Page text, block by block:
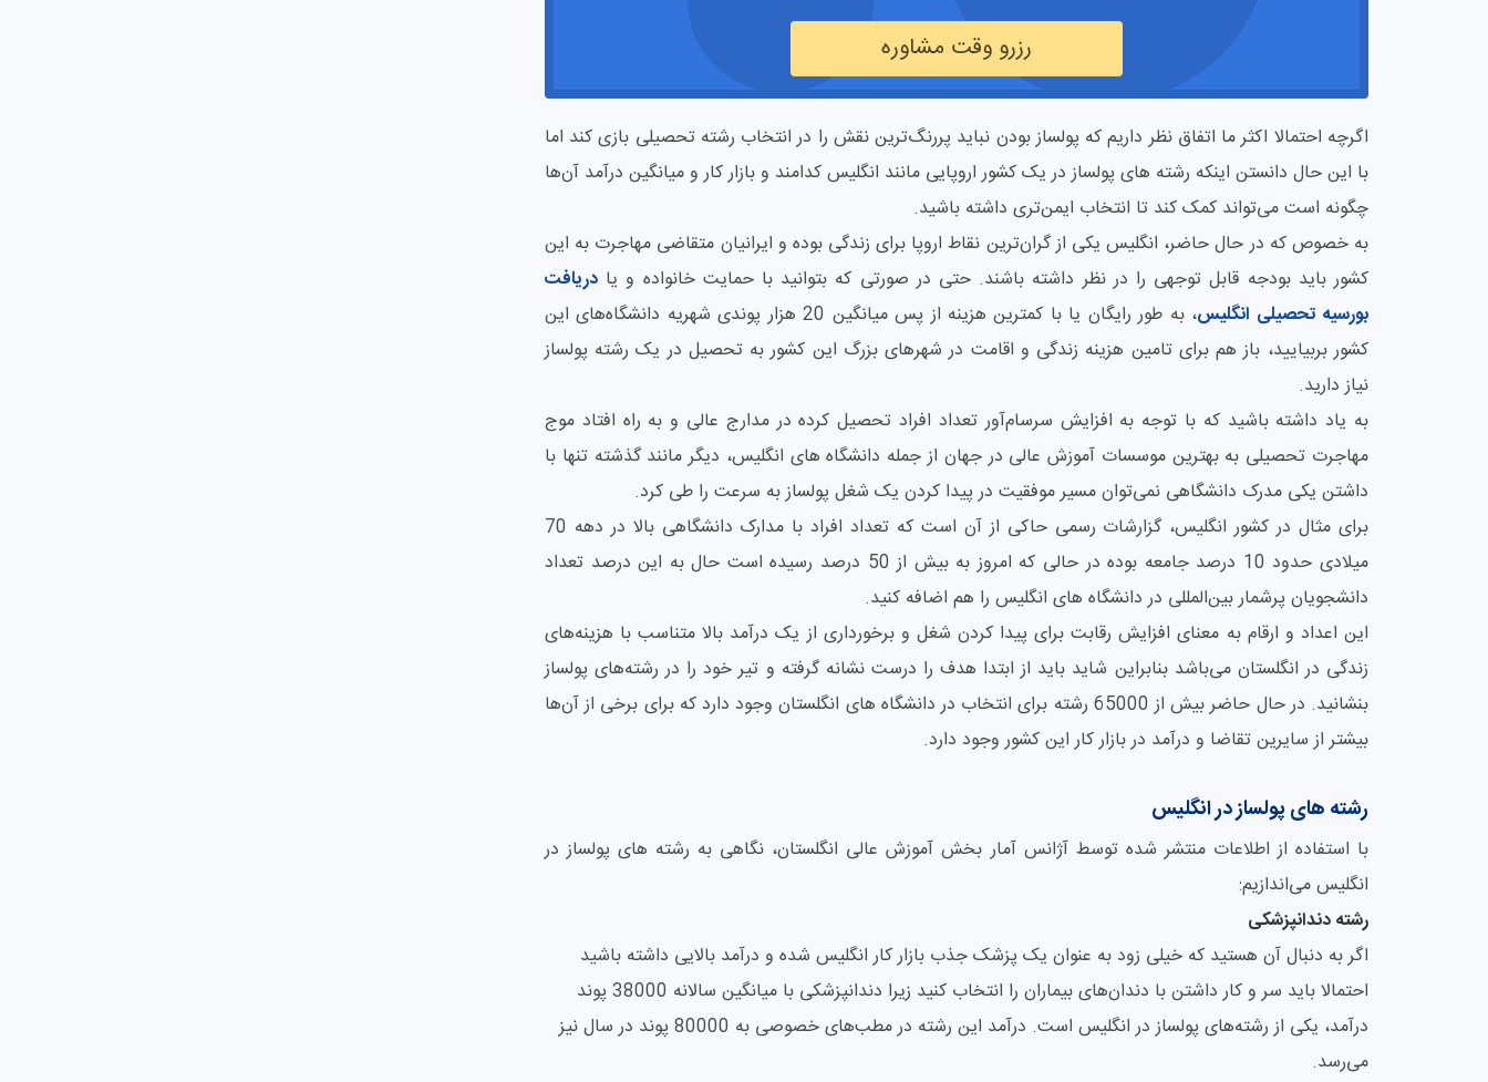
رزرو وقت مشاوره
اگرچه احتمالا اکثر ما اتفاق نظر داریم که پولساز بودن نباید پررنگ‌ترین نقش را در انتخاب رشته تحصیلی بازی کند اما
با این حال دانستن اینکه رشته‌ های پولساز در یک کشور اروپایی مانند انگلیس کدامند و بازار کار و میانگین درآمد آن‌ها
چگونه است می‌تواند کمک کند تا انتخاب ایمن‌تری داشته باشید.
به خصوص که در حال حاضر، انگلیس یکی از گران‌ترین نقاط اروپا برای زندگی بوده و ایرانیان متقاضی مهاجرت به این
کشور باید بودجه قابل توجهی را در نظر داشته باشند. حتی در صورتی که بتوانید با حمایت خانواده و یادریافت
بورسیه تحصیلی انگلیس
، به طور رایگان یا با کمترین هزینه از پس میانگین 20 هزار پوندی شهریه دانشگاه‌های این
کشور بربیایید، باز هم برای تامین هزینه زندگی و اقامت در شهرهای بزرگ این کشور به تحصیل در یک رشته پولساز
نیاز دارید.
به یاد داشته باشید که با توجه به افزایش سرسام‌آور تعداد افراد تحصیل کرده در مدارج عالی و به راه افتاد موج
مهاجرت تحصیلی به بهترین موسسات آموزش عالی در جهان از جمله دانشگاه های انگلیس، دیگر مانند گذشته تنها با
داشتن یکی مدرک دانشگاهی نمی‌توان مسیر موفقیت در پیدا کردن یک شغل پولساز به سرعت را طی کرد.
برای مثال در کشور انگلیس، گزارشات رسمی حاکی از آن است که تعداد افراد با مدارک دانشگاهی بالا در دهه 70
میلادی حدود 10 درصد جامعه بوده در حالی که امروز به بیش از 50 درصد رسیده است حال به این درصد تعداد
دانشجویان پرشمار بین‌المللی در دانشگاه های انگلیس را هم اضافه کنید.
این اعداد و ارقام به معنای افزایش رقابت برای پیدا کردن شغل و برخورداری از یک درآمد بالا متناسب با هزینه‌های
زندگی در انگلستان می‌باشد بنابراین شاید باید از ابتدا هدف را درست نشانه گرفته و تیر خود را در رشته‌های پولساز
بنشانید. در حال حاضر بیش از 65000 رشته برای انتخاب در دانشگاه های انگلستان وجود دارد که برای برخی از آن‌ها
بیشتر از سایرین تقاضا و درآمد در بازار کار این کشور وجود دارد.
رشته های پولساز در انگلیس
با استفاده از اطلاعات منتشر شده توسط آژانس آمار بخش آموزش عالی انگلستان، نگاهی به رشته‌ های پولساز در
انگلیس می‌اندازیم:
رشته دندانپزشکی
اگر به دنبال آن هستید که خیلی زود به عنوان یک پزشک جذب بازار کار انگلیس شده و درآمد بالایی داشته باشید
احتمالا باید سر و کار داشتن با دندان‌های بیماران را انتخاب کنید زیرا دندانپزشکی با میانگین سالانه 38000 پوند
درآمد، یکی از رشته‌های پولساز در انگلیس است. درآمد این رشته در مطب‌های خصوصی به 80000 پوند در سال نیز
می‌رسد.